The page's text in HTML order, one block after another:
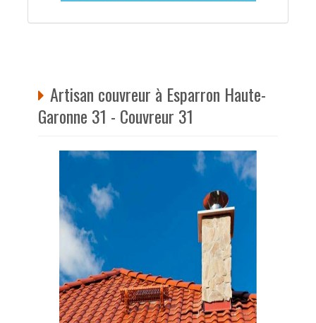
Artisan couvreur à Esparron Haute-
Garonne 31 - Couvreur 31